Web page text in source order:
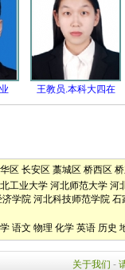
王教员.本科大四在
区 长安区 藁城区 桥西区
工业大学 河北师范大学 河
济学院 河北科技师范学院 石
语文 物理 化学 英语 历史
关于我们 -